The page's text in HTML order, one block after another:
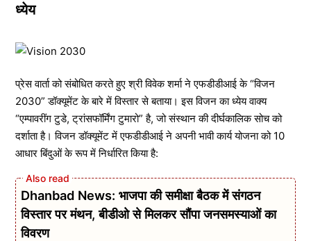
ध्येय
प्रेस वार्ता को संबोधित करते हुए श्री विवेक शर्मा ने एफडीडीआई के “विजन
2030” डॉक्यूमेंट के बारे में विस्तार से बताया। इस विजन का ध्येय वाक्य
“एम्पावरींग टुडे, ट्रांसफॉर्मिंग टुमारो” है, जो संस्थान की दीर्घकालिक सोच को
दर्शाता है। विजन डॉक्यूमेंट में एफडीडीआई ने अपनी भावी कार्य योजना को 10
आधार बिंदुओं के रूप में निर्धारित किया है:
Dhanbad News: भाजपा की समीक्षा बैठक में संगठन
विस्तार पर मंथन, बीडीओ से मिलकर सौंपा जनसमस्याओं का
विवरण